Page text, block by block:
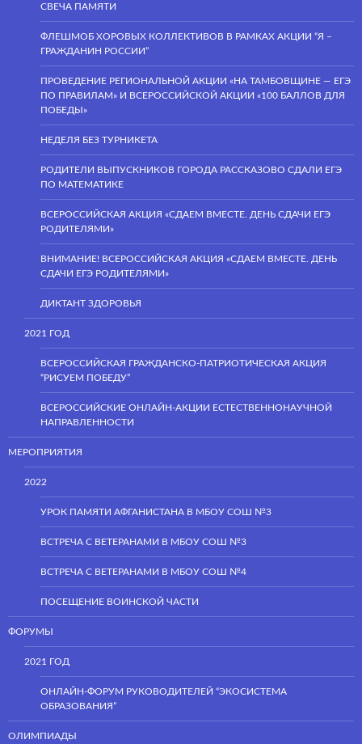
СВЕЧА ПАМЯТИ
ФЛЕШМОБ ХОРОВЫХ КОЛЛЕКТИВОВ В РАМКАХ АКЦИИ “Я –
ГРАЖДАНИН РОССИИ”
ПРОВЕДЕНИЕ РЕГИОНАЛЬНОЙ АКЦИИ «НА ТАМБОВЩИНЕ — ЕГЭ
ПО ПРАВИЛАМ» И ВСЕРОССИЙСКОЙ АКЦИИ «100 БАЛЛОВ ДЛЯ
ПОБЕДЫ»
НЕДЕЛЯ БЕЗ ТУРНИКЕТА
РОДИТЕЛИ ВЫПУСКНИКОВ ГОРОДА РАССКАЗОВО СДАЛИ ЕГЭ
ПО МАТЕМАТИКЕ
ВСЕРОССИЙСКАЯ АКЦИЯ «СДАЕМ ВМЕСТЕ. ДЕНЬ СДАЧИ ЕГЭ
РОДИТЕЛЯМИ»
ВНИМАНИЕ! ВСЕРОССИЙСКАЯ АКЦИЯ «СДАЕМ ВМЕСТЕ. ДЕНЬ
СДАЧИ ЕГЭ РОДИТЕЛЯМИ»
ДИКТАНТ ЗДОРОВЬЯ
2021 ГОД
ВСЕРОССИЙСКАЯ ГРАЖДАНСКО-ПАТРИОТИЧЕСКАЯ АКЦИЯ
“РИСУЕМ ПОБЕДУ”
ВСЕРОССИЙСКИЕ ОНЛАЙН-АКЦИИ ЕСТЕСТВЕННОНАУЧНОЙ
НАПРАВЛЕННОСТИ
МЕРОПРИЯТИЯ
2022
УРОК ПАМЯТИ АФГАНИСТАНА В МБОУ СОШ №3
ВСТРЕЧА С ВЕТЕРАНАМИ В МБОУ СОШ №3
ВСТРЕЧА С ВЕТЕРАНАМИ В МБОУ СОШ №4
ПОСЕЩЕНИЕ ВОИНСКОЙ ЧАСТИ
ФОРУМЫ
2021 ГОД
ОНЛАЙН-ФОРУМ РУКОВОДИТЕЛЕЙ “ЭКОСИСТЕМА
ОБРАЗОВАНИЯ”
ОЛИМПИАДЫ